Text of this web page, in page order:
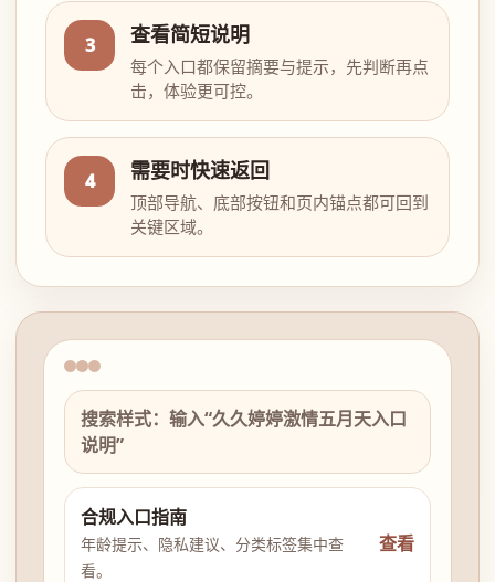
3 查看简短说明
每个入口都保留摘要与提示，先判断再点
击，体验更可控。
4 需要时快速返回
顶部导航、底部按钮和页内锚点都可回到
关键区域。
搜索样式：输入“久久婷婷激情五月天入口
说明”
合规入口指南
年龄提示、隐私建议、分类标签集中查
看。
查看